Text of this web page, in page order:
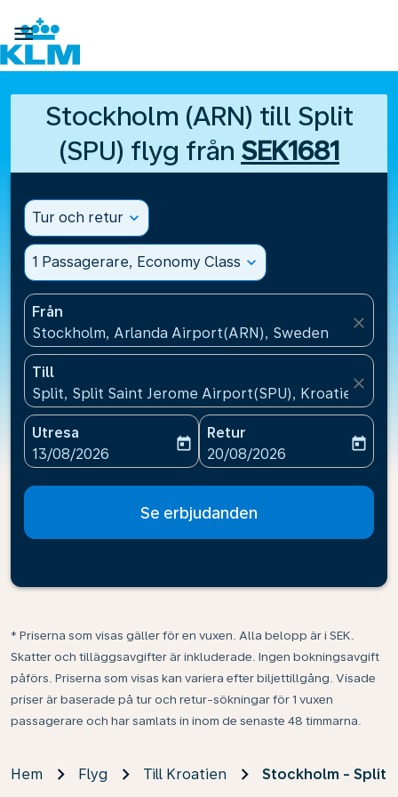

Stockholm (ARN) till Split
(SPU) flyg från SEK1681
Tur och retur expand_more
1 Passagerare, Economy Class expand_more
Från
Stockholm, Arlanda Airport(ARN), Sweden
close
Till
Split, Split Saint Jerome Airport(SPU), Kroatien
close
Utresa
fc-booking-departure-date-aria-label
13/08/2026
today
Retur
fc-booking-return-date-
20/08/2026
today
Se erbjudanden
* Priserna som visas gäller för en vuxen. Alla belopp är i SEK.
Skatter och tilläggsavgifter är inkluderade. Ingen bokningsavgift
påförs. Priserna som visas kan variera efter biljettillgång. Visade
priser är baserade på tur och retur-sökningar för 1 vuxen
passagerare och har samlats in inom de senaste 48 timmarna.
Hem Flyg Till Kroatien Stockholm - Split